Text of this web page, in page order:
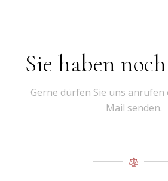
Sie haben
Gerne dürfen Sie uns anrufen
Mail senden.